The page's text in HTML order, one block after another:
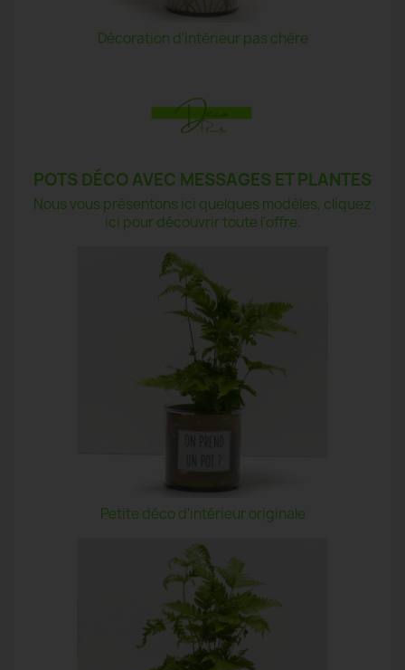
Décoration d'intérieur pas chère
POTS DÉCO AVEC MESSAGES ET PLANTES
Nous vous présentons ici quelques modèles, cliquez
ici pour découvrir toute l'offre.
Petite déco d'intérieur originale